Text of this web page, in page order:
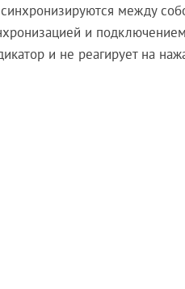
между
и
и не реагирует на